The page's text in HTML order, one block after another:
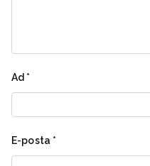
Ad *
E-posta *